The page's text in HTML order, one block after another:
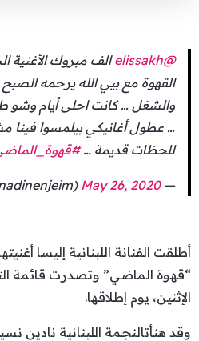
@elissakh
الف مبروك الأغنية
القهوة مع بيي الله يرحمه
والشغل … كانت احلى أيام وشو
… عطول أغانيكي بيلمسوا فينا
للحظات قديمة …
— Nadine Nassib Njeim (@nadinenjeim)
May 26, 2020
أطلقت الفنانة اللبنانية إليسا
“قهوة الماضي” وتصدرت قائمة
الإثنين، يوم إطلاقها.
وقد هنأتالنجمة اللبنانية نادين